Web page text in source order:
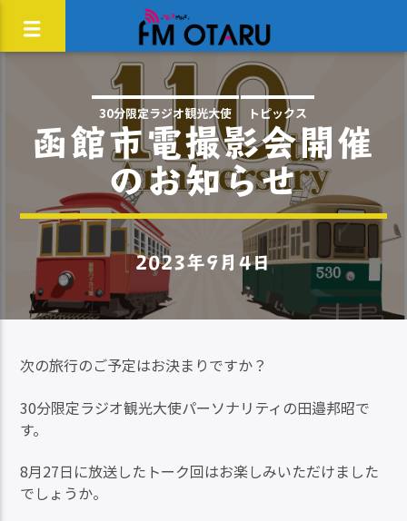
30分限定ラジオ観光大使 トピックス
函館市電撮影会開催
のお知らせ
2023年9月4日
次の旅行のご予定はお決まりですか？
30分限定ラジオ観光大使パーソナリティの田邉邦昭で
す。
8月27日に放送したトーク回はお楽しみいただけました
でしょうか。